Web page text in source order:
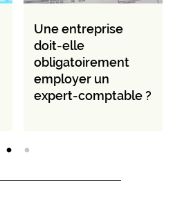
Une entreprise
doit-elle
obligatoirement
employer un
expert-comptable ?